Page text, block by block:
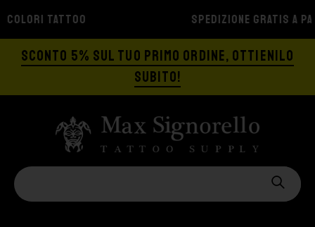
SPEDIZIONE GRATIS A PARTIRE DA €129
SCONTO 5% SUL TUO PRIMO ORDINE, OTTIENILO
SUBITO!